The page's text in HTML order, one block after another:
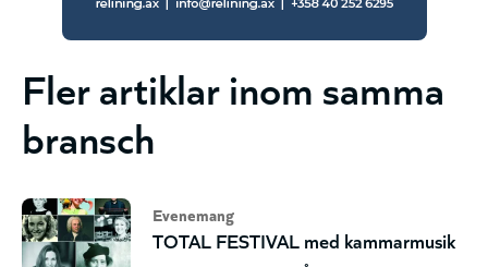
Fler artiklar inom samma
bransch
Evenemang
TOTAL FESTIVAL med kammarmusik